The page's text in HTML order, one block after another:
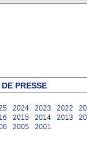
PRESSE
2024 2023 2022
2015 2014 2013
2005 2001